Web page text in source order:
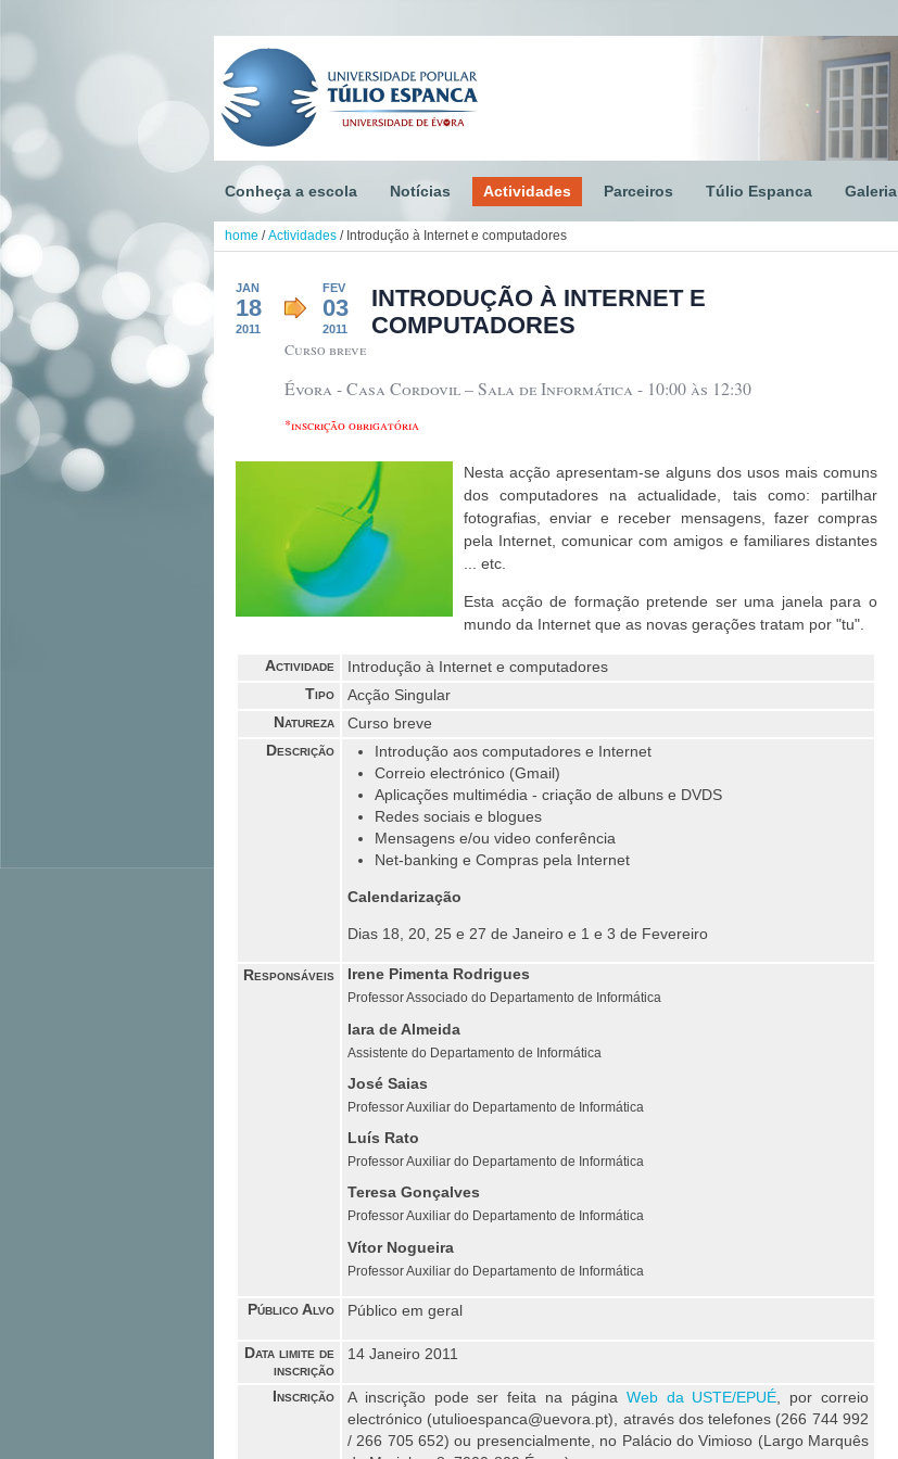
Conheça a escola Notícias Actividades Parceiros Túlio Espanca Galeria
home / Actividades / Introdução à Internet e computadores
JAN
18
2011
FEV
03
2011
INTRODUÇÃO À INTERNET E
COMPUTADORES
Curso breve
Évora - Casa Cordovil – Sala de Informática - 10:00 às 12:30
*inscrição obrigatória
Nesta acção apresentam-se alguns dos usos mais comuns
dos computadores na actualidade, tais como: partilhar
fotografias, enviar e receber mensagens, fazer compras
pela Internet, comunicar com amigos e familiares distantes
... etc.
Esta acção de formação pretende ser uma janela para o
mundo da Internet que as novas gerações tratam por "tu".
Actividade Introdução à Internet e computadores
Tipo Acção Singular
Natureza Curso breve
Descrição
Introdução aos computadores e Internet
Correio electrónico (Gmail)
Aplicações multimédia - criação de albuns e DVDS
Redes sociais e blogues
Mensagens e/ou video conferência
Net-banking e Compras pela Internet
Calendarização
Dias 18, 20, 25 e 27 de Janeiro e 1 e 3 de Fevereiro
Responsáveis Irene Pimenta Rodrigues
Professor Associado do Departamento de Informática
Iara de Almeida
Assistente do Departamento de Informática
José Saias
Professor Auxiliar do Departamento de Informática
Luís Rato
Professor Auxiliar do Departamento de Informática
Teresa Gonçalves
Professor Auxiliar do Departamento de Informática
Vítor Nogueira
Professor Auxiliar do Departamento de Informática
Público Alvo Público em geral
Data limite de
inscrição
14 Janeiro 2011
Inscrição A inscrição pode ser feita na página Web da USTE/EPUÉ, por correio
electrónico (utulioespanca@uevora.pt), através dos telefones (266 744 992
/ 266 705 652) ou presencialmente, no Palácio do Vimioso (Largo Marquês